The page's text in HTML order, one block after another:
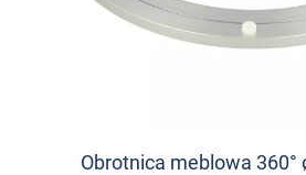
Obrotnica meblowa 360°